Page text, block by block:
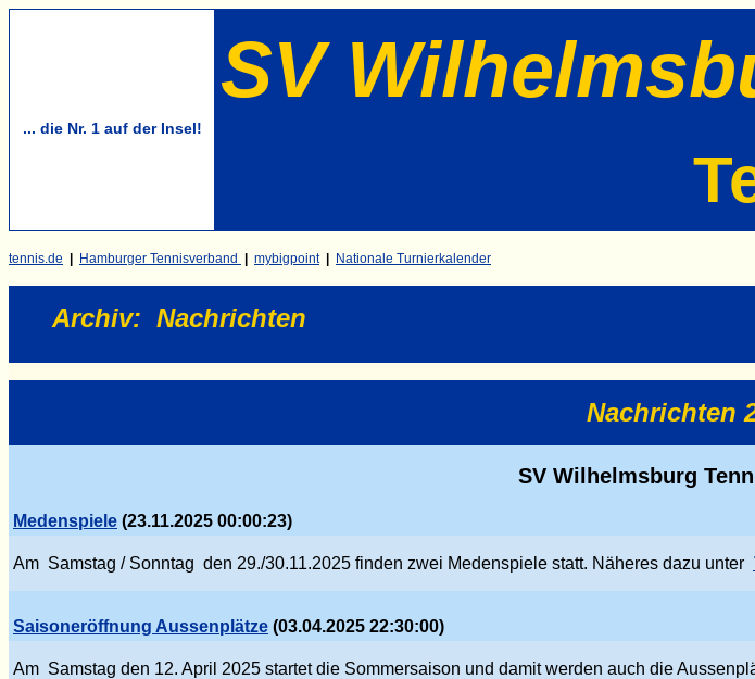
... die Nr. 1 auf der Insel!
SV
tennis.de Hamburger Tennisverband mybigpoint Nationale Turnierkalender
Archiv: Nachrichten
Nachrichten
SV Wilhelmsburg
Medenspiele (23.11.2025 00:00:23)
Am Samstag / Sonntag den 29./30.11.2025 finden zwei Medenspiele statt. Näheres dazu unter
Saisoneröffnung Aussenplätze (03.04.2025 22:30:00)
Am Samstag den 12. April 2025 startet die Sommersaison und damit werden auch die